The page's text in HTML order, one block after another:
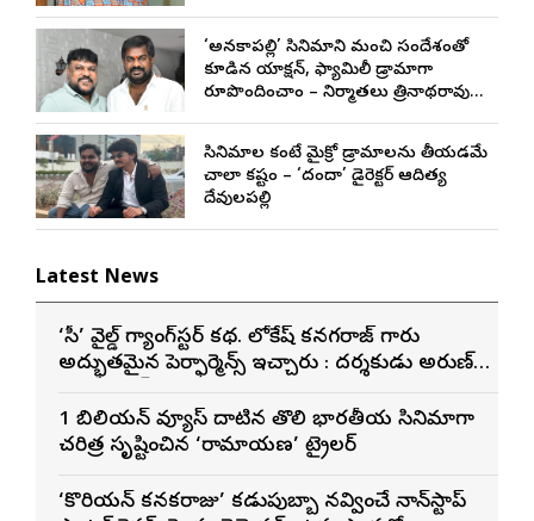
‘అనకాపల్లి’ సినిమాని మంచి సందేశంతో
కూడిన యాక్షన్, ఫ్యామిలీ డ్రామాగా
రూపొందించాం – నిర్మాతలు త్రినాథరావు
సినిమాల కంటే మైక్రో డ్రామాలను తీయడమే
చాలా కష్టం – ‘దందా’ డైరెక్ట‌ర్ ఆదిత్య
దేవులపల్లి
Latest News
‘డీసీ’ వైల్డ్ గ్యాంగ్‌స్టర్ కథ. లోకేష్ కనగరాజ్ గారు
అద్భుతమైన పెర్ఫార్మెన్స్ ఇచ్చారు : దర్శకుడు అరుణ్
1 బిలియన్ వ్యూస్ దాటిన తొలి భారతీయ సినిమాగా
చరిత్ర సృష్టించిన ‘రామాయణ’ ట్రైలర్
‘కొరియన్ కనకరాజు’ కడుపుబ్బా నవ్వించే నాన్‌స్టాప్